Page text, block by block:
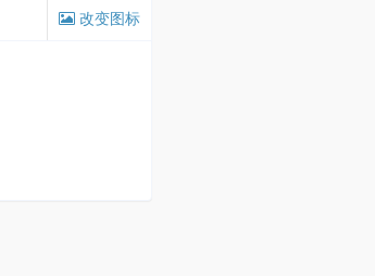
改变图标